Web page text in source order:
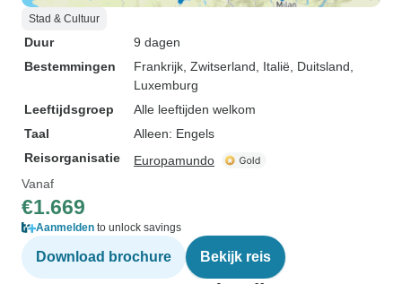
Stad & Cultuur
Duur
9 dagen
Bestemmingen
Frankrijk , Zwitserland , Italië , Duitsland
Luxemburg
Leeftijdsgroep
Alle leeftijden welkom
Taal
Alleen: Engels
Reisorganisatie
Europamundo
Vanaf
€1.669
Aanmelden to unlock savings
Download brochure Bekijk reis